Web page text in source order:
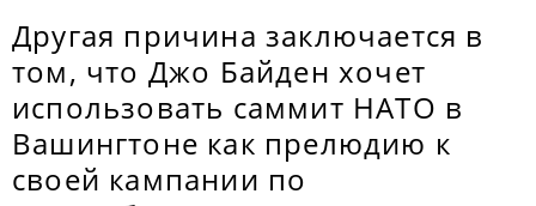
Другая причина заключается в
том, что Джо Байден хочет
использовать саммит НАТО в
Вашингтоне как прелюдию к
своей кампании по